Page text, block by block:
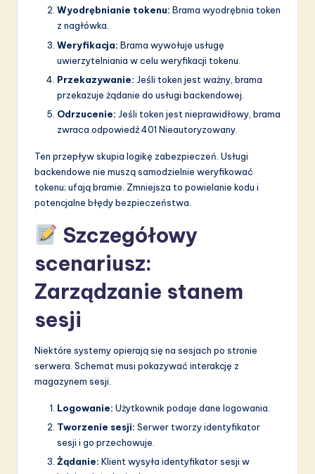
Wyodrębnianie tokenu: Brama wyodrębnia token
z nagłówka.
Weryfikacja: Brama wywołuje usługę
uwierzytelniania w celu weryfikacji tokenu.
Przekazywanie: Jeśli token jest ważny, brama
przekazuje żądanie do usługi backendowej.
Odrzucenie: Jeśli token jest nieprawidłowy, brama
zwraca odpowiedź 401 Nieautoryzowany.
Ten przepływ skupia logikę zabezpieczeń. Usługi
backendowe nie muszą samodzielnie weryfikować
tokenu; ufają bramie. Zmniejsza to powielanie kodu i
potencjalne błędy bezpieczeństwa.
Szczegółowy
scenariusz:
Zarządzanie stanem
sesji
Niektóre systemy opierają się na sesjach po stronie
serwera. Schemat musi pokazywać interakcję z
magazynem sesji.
Logowanie: Użytkownik podaje dane logowania.
Tworzenie sesji: Serwer tworzy identyfikator
sesji i go przechowuje.
Żądanie: Klient wysyła identyfikator sesji w